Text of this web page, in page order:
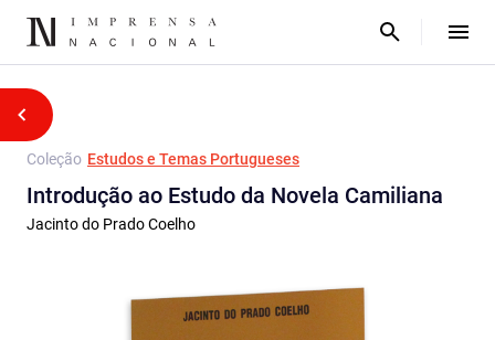
Coleção Estudos e Temas Portugueses
Introdução ao Estudo da Novela Camiliana
Jacinto do Prado Coelho